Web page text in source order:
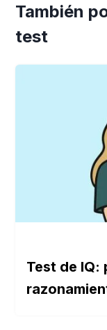
También
test
Test de IQ: